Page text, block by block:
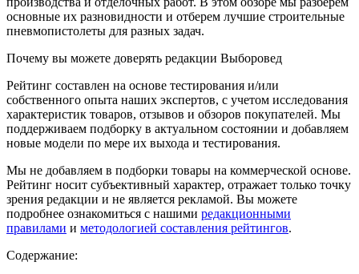
основные их разновидности и отберем лучшие строительные
пневмопистолеты для разных задач.
Почему вы можете доверять редакции Выборовед
Рейтинг составлен на основе тестирования и/или
собственного опыта наших экспертов, с учетом исследования
характеристик товаров, отзывов и обзоров покупателей. Мы
поддерживаем подборку в актуальном состоянии и добавляем
новые модели по мере их выхода и тестирования.
Мы не добавляем в подборки товары на коммерческой основе.
Рейтинг носит субъективный характер, отражает только точку
зрения редакции и не является рекламой. Вы можете
подробнее ознакомиться с нашими редакционными
правилами и методологией составления рейтингов.
Содержание: